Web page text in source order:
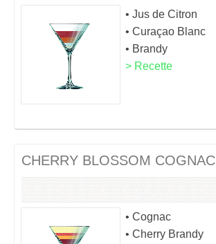
• Jus de Citron
• Curaçao Blanc
• Brandy
> Recette
CHERRY BLOSSOM COGNAC
• Cognac
• Cherry Brandy